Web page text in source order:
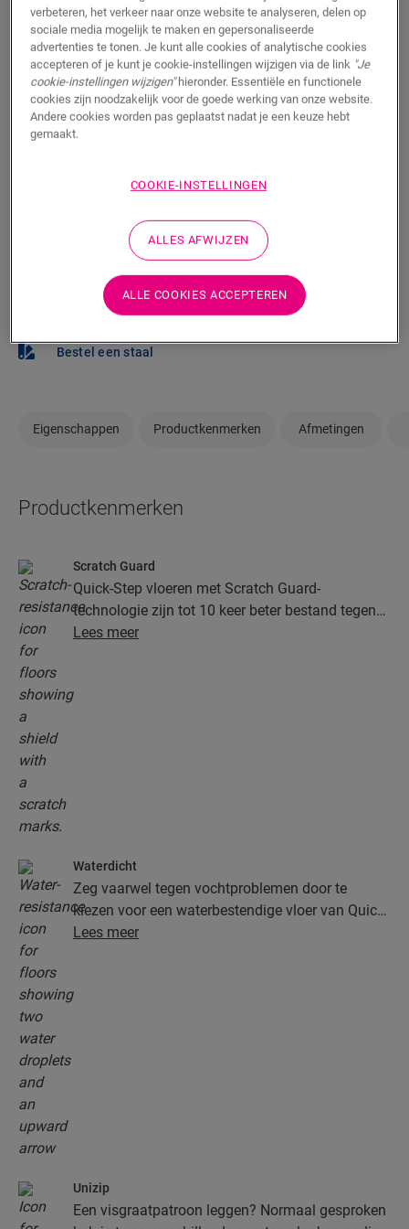
Wil je deze vloer graag in het echt te zien? Zit je nog
met vragen? Geen probleem! Er is altijd een Quick-Step
verkooppunt in je buurt.
ZOEKEN
Weet je niet zeker of deze vloer bij je stijl en
behoeften past?
Bestel een staal
Eigenschappen Productkenmerken Afmetingen
Productkenmerken
Scratch Guard
Quick-Step vloeren met Scratch Guard-
technologie zijn tot 10 keer beter bestand tegen
krassen dan vloeren zonder Scratch Guard.
Lees meer
Waterdicht
Zeg vaarwel tegen vochtproblemen door te
kiezen voor een waterbestendige vloer van Quick-
Step. Deze vloeren zien er niet alleen uitzonderlijk
gemakkelijker dan ooit verloopt!
Lees meer
Unizip
Een visgraatpatroon leggen? Normaal gesproken
verbeteren, het verkeer naar onze website te analyseren, delen op
sociale media mogelijk te maken en gepersonaliseerde
advertenties te tonen. Je kunt alle cookies of analytische cookies
accepteren of je kunt je cookie-instellingen wijzigen via de link "Je
cookie-instellingen wijzigen"hieronder. Essentiële en functionele
cookies zijn noodzakelijk voor de goede werking van onze website.
Andere cookies worden pas geplaatst nadat je een keuze hebt
gemaakt.
COOKIE-INSTELLINGEN
ALLES AFWIJZEN
ALLE COOKIES ACCEPTEREN